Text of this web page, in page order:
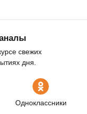
свежих
дня.
Одноклассники